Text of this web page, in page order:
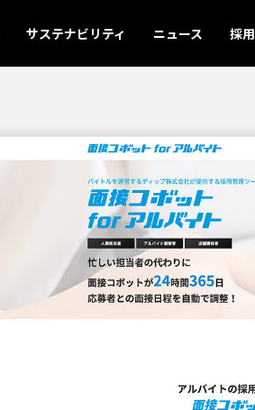
サステナビリティ ニュース 採